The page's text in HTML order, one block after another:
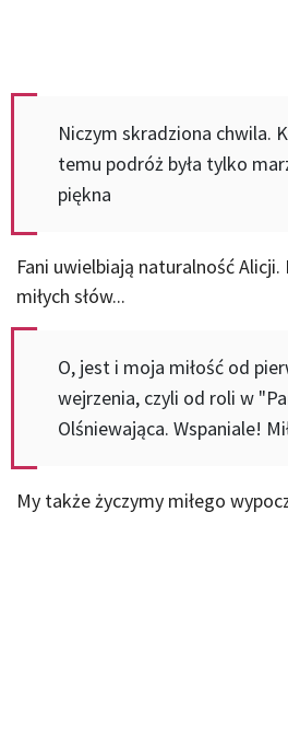
Niczym skradziona chwila.
temu podróż była tylko
piękna
Fani uwielbiają naturalność Alicji.
miłych słów...
O, jest i moja miłość od
wejrzenia, czyli od roli w
Olśniewająca. Wspaniale!
My także życzymy miłego